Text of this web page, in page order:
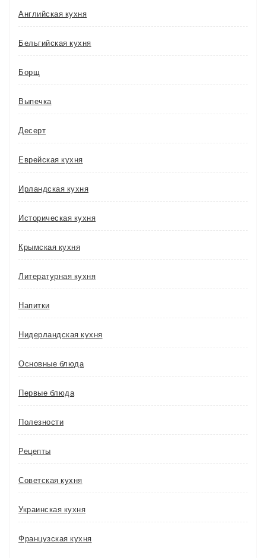
Английская кухня
Бельгийская кухня
Борщ
Выпечка
Десерт
Еврейская кухня
Ирландская кухня
Историческая кухня
Крымская кухня
Литературная кухня
Напитки
Нидерландская кухня
Основные блюда
Первые блюда
Полезности
Рецепты
Советская кухня
Украинская кухня
Французская кухня